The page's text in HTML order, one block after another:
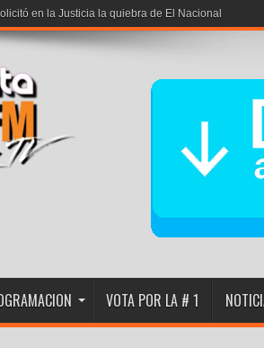
en la Justicia la quiebra de El Nacional
VOTA POR LA # 1